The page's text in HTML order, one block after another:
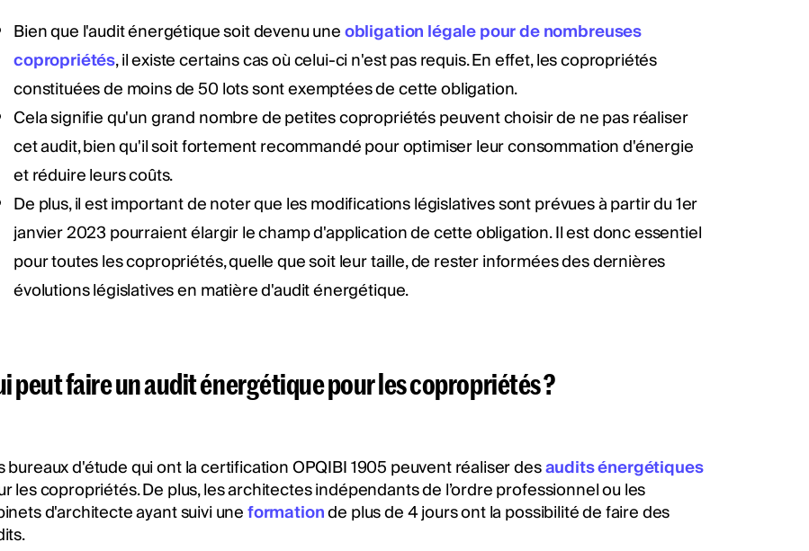
Bien que l'audit énergétique soit devenu uneobligation légale pour de nombreuses
copropriétés, il existe certains cas où celui-ci n'est pas requis. En effet, les copropriétés
constituées de moins de 50 lots sont exemptées de cette obligation.
Cela signifie qu'un grand nombre de petites copropriétés peuvent choisir de ne pas réaliser
cet audit, bien qu'il soit fortement recommandé pour optimiser leur consommation d'énergie
et réduire leurs coûts.
De plus, il est important de noter que les modifications législatives sont prévues à partir du 1er
janvier 2023 pourraient élargir le champ d'application de cette obligation. Il est donc essentiel
pour toutes les copropriétés, quelle que soit leur taille, de rester informées des dernières
évolutions législatives en matière d'audit énergétique.
peut faire un audit énergétique pour les copropriétés ?
bureaux d'étude qui ont la certification OPQIBI 1905 peuvent réaliser desaudits énergétiques
les copropriétés. De plus, les architectes indépendants de l’ordre professionnel ou les
d'architecte ayant suivi uneformationde plus de 4 jours ont la possibilité de faire des